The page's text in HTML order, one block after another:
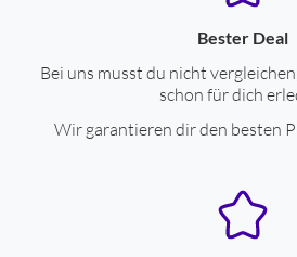
Bester Deal
Bei uns musst du nicht
schon für dich
Wir garantieren dir den besten